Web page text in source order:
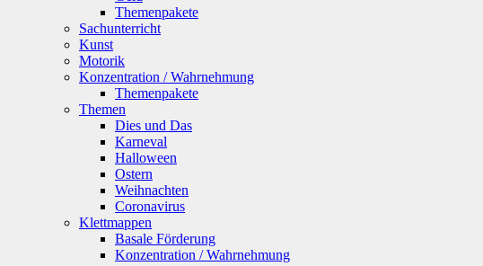
Themenpakete
Sachunterricht
Kunst
Motorik
Konzentration / Wahrnehmung
Themenpakete
Themen
Dies und Das
Karneval
Halloween
Ostern
Weihnachten
Coronavirus
Klettmappen
Basale Förderung
Konzentration / Wahrnehmung